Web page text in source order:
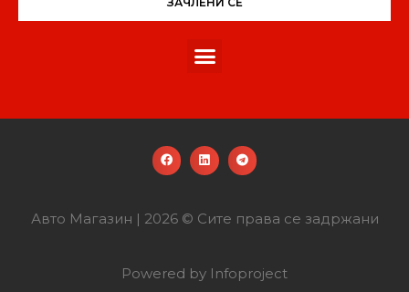
Авто Магазин | 2026 © Сите права се задржани
Powered by Infoproject